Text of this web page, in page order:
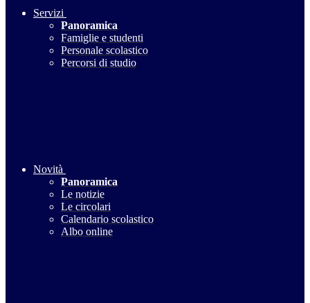
Servizi
Panoramica
Famiglie e studenti
Personale scolastico
Percorsi di studio
Novità
Panoramica
Le notizie
Le circolari
Calendario scolastico
Albo online